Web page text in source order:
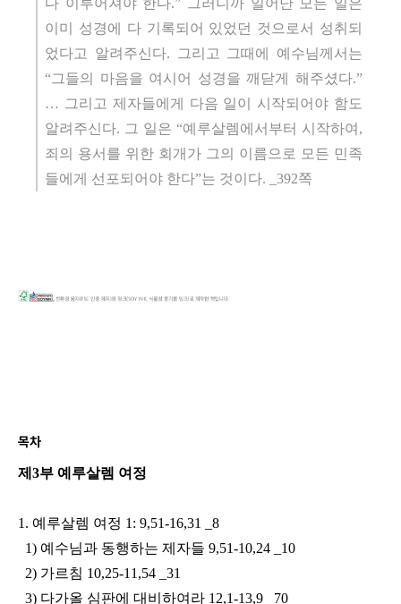
다 이루어져야 한다.” 그러니까 일어난 모든 일은
이미 성경에 다 기록되어 있었던 것으로서 성취되
었다고 알려주신다. 그리고 그때에 예수님께서는
“그들의 마음을 여시어 성경을 깨닫게 해주셨다.”
… 그리고 제자들에게 다음 일이 시작되어야 함도
알려주신다. 그 일은 “예루살렘에서부터 시작하여,
죄의 용서를 위한 회개가 그의 이름으로 모든 민족
들에게 선포되어야 한다”는 것이다. _392쪽
목차
제3부 예루살렘 여정
1. 예루살렘 여정 1: 9,51-16,31 _8
1) 예수님과 동행하는 제자들 9,51-10,24 _10
2) 가르침 10,25-11,54 _31
3) 다가올 심판에 대비하여라 12,1-13,9 _70